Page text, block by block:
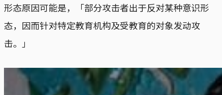
形态原因可能是，「部分攻击者出于反对某种意识形
态，因而针对特定教育机构及受教育的对象发动攻
击。」